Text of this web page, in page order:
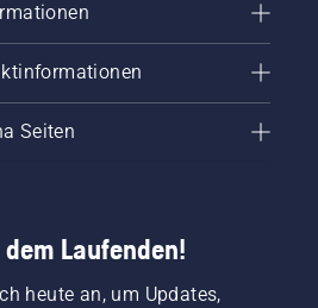
Seiten
Laufenden!
heute an, um Updates,